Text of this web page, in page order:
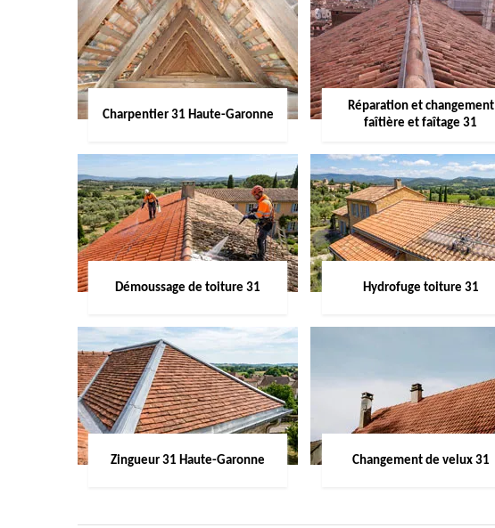
Charpentier 31 Haute-Garonne
Réparation et changement
faîtière et faîtage 31
Démoussage de toiture 31 Hydrofuge toiture 31
Zingueur 31 Haute-Garonne Changement de velux 31